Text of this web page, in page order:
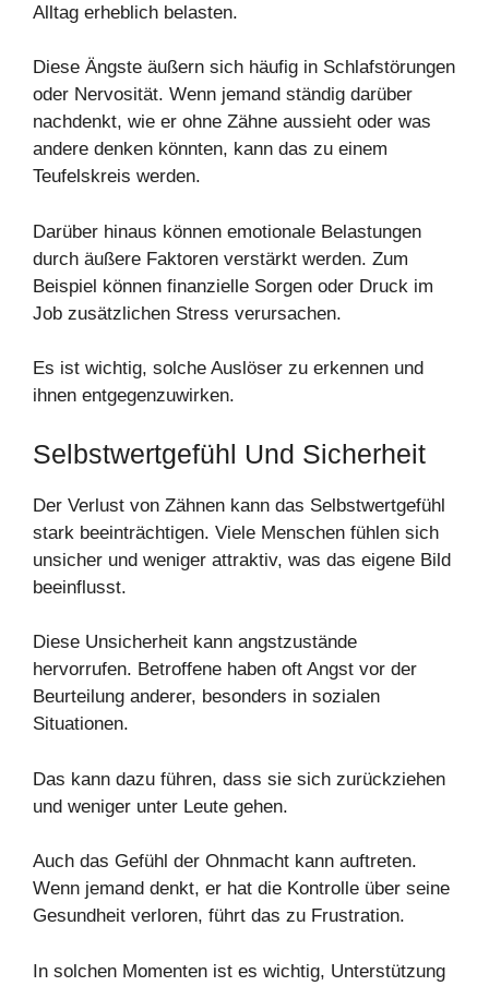
Alltag erheblich belasten.
Diese Ängste äußern sich häufig in Schlafstörungen
oder Nervosität. Wenn jemand ständig darüber
nachdenkt, wie er ohne Zähne aussieht oder was
andere denken könnten, kann das zu einem
Teufelskreis werden.
Darüber hinaus können emotionale Belastungen
durch äußere Faktoren verstärkt werden. Zum
Beispiel können finanzielle Sorgen oder Druck im
Job zusätzlichen Stress verursachen.
Es ist wichtig, solche Auslöser zu erkennen und
ihnen entgegenzuwirken.
Selbstwertgefühl Und Sicherheit
Der Verlust von Zähnen kann das Selbstwertgefühl
stark beeinträchtigen. Viele Menschen fühlen sich
unsicher und weniger attraktiv, was das eigene Bild
beeinflusst.
Diese Unsicherheit kann angstzustände
hervorrufen. Betroffene haben oft Angst vor der
Beurteilung anderer, besonders in sozialen
Situationen.
Das kann dazu führen, dass sie sich zurückziehen
und weniger unter Leute gehen.
Auch das Gefühl der Ohnmacht kann auftreten.
Wenn jemand denkt, er hat die Kontrolle über seine
Gesundheit verloren, führt das zu Frustration.
In solchen Momenten ist es wichtig, Unterstützung